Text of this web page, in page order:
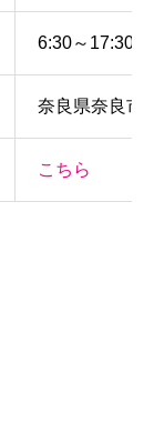
6:30～17:30※
奈良県奈良市
こちら